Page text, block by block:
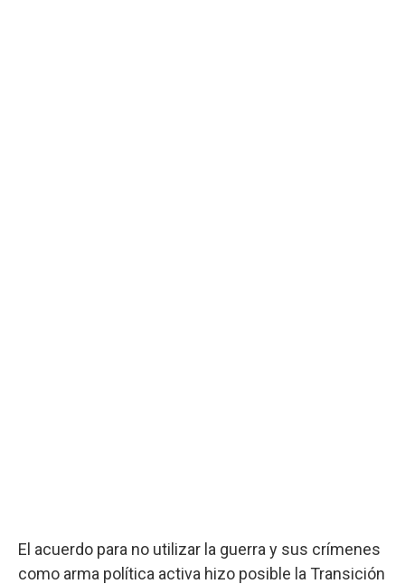
El acuerdo para no utilizar la guerra y sus crímenes
como arma política activa hizo posible la Transición